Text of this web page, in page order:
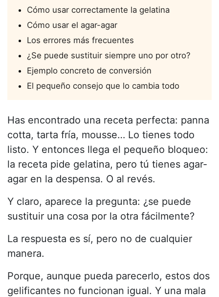
Cómo usar correctamente la gelatina
Cómo usar el agar-agar
Los errores más frecuentes
¿Se puede sustituir siempre uno por otro?
Ejemplo concreto de conversión
El pequeño consejo que lo cambia todo
Has encontrado una receta perfecta: panna
cotta, tarta fría, mousse… Lo tienes todo
listo. Y entonces llega el pequeño bloqueo:
la receta pide gelatina, pero tú tienes agar-
agar en la despensa. O al revés.
Y claro, aparece la pregunta: ¿se puede
sustituir una cosa por la otra fácilmente?
La respuesta es sí, pero no de cualquier
manera.
Porque, aunque pueda parecerlo, estos dos
gelificantes no funcionan igual. Y una mala